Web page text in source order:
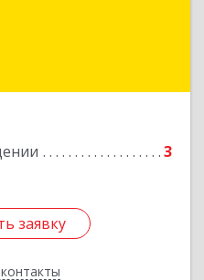
3
заявку
Вятские Поляны г,
заявку